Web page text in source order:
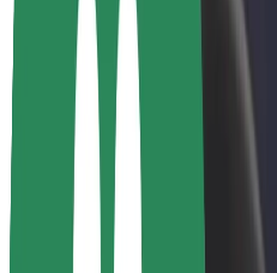
Řidiči
Výdělky řidiče
Kurýři
Výdělky kurýra
Partneři Bolt Food